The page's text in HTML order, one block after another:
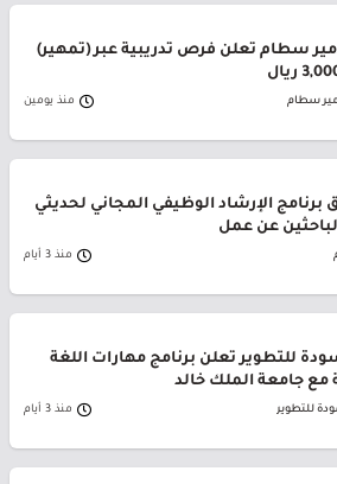
سطام تعلن فرص تدريبية عبر (تمهير)
سطام منذ يومين
برنامج الإرشاد الوظيفي المجاني لحديثي
عن عمل
منذ 3 أيام
للتطوير تعلن برنامج مهارات اللغة
مع جامعة الملك خالد
للتطوير منذ 3 أيام